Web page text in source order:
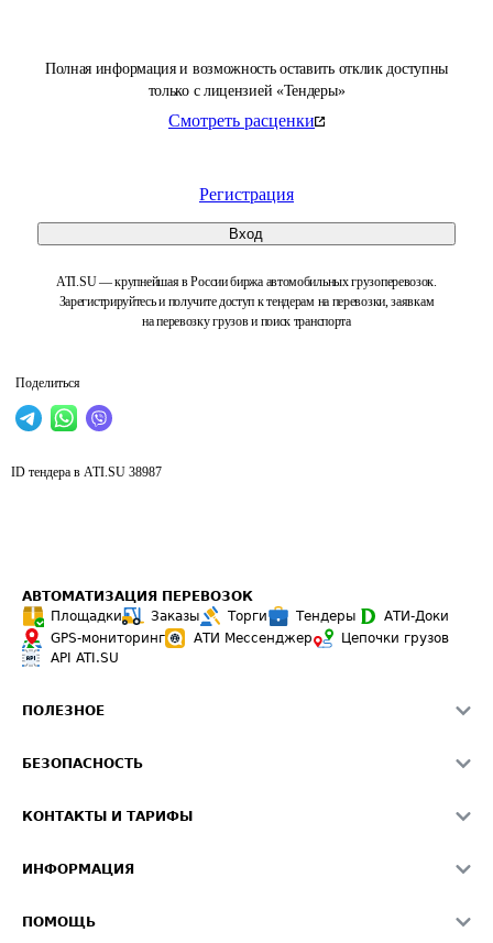
Полная информация и возможность оставить отклик доступны
только с лицензией «Тендеры»
Смотреть расценки
Регистрация
Вход
ATI.SU — крупнейшая в России биржа автомобильных грузоперевозок.
Зарегистрируйтесь и получите доступ к тендерам на перевозки, заявкам
на перевозку грузов и поиск транспорта
Поделиться
ID тендера в ATI.SU 38987
АВТОМАТИЗАЦИЯ ПЕРЕВОЗОК
Площадки
Заказы Торги Тендеры
АТИ-Доки
GPS-мониторинг
АТИ Мессенджер
Цепочки грузов
API ATI.SU
ПОЛЕЗНОЕ
Звезды ATI.SU на вашем сайте
Средние ставки
БЕЗОПАСНОСТЬ
Светофор+
О формировании Паспорта
КОНТАКТЫ И ТАРИФЫ
Реклама на сайте
ИНФОРМАЦИЯ
ПОМОЩЬ